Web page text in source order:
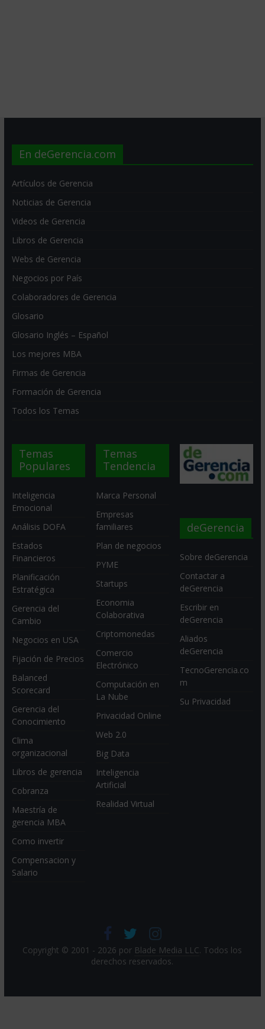
En deGerencia.com
Artículos de Gerencia
Noticias de Gerencia
Videos de Gerencia
Libros de Gerencia
Webs de Gerencia
Negocios por País
Colaboradores de Gerencia
Glosario
Glosario Inglés – Español
Los mejores MBA
Firmas de Gerencia
Formación de Gerencia
Todos los Temas
Temas
Populares
Inteligencia
Emocional
Análisis DOFA
Estados
Financieros
Planificación
Estratégica
Gerencia del
Cambio
Negocios en USA
Fijación de Precios
Balanced
Scorecard
Gerencia del
Conocimiento
Clima
organizacional
Libros de gerencia
Cobranza
Maestría de
gerencia MBA
Como invertir
Compensacion y
Salario
Temas
Tendencia
Marca Personal
Empresas
familiares
Plan de negocios
PYME
Startups
Economia
Colaborativa
Criptomonedas
Comercio
Electrónico
Computación en
La Nube
Privacidad Online
Web 2.0
Big Data
Inteligencia
Artificial
Realidad Virtual
deGerencia
Sobre deGerencia
Contactar a
deGerencia
Escribir en
deGerencia
Aliados
deGerencia
TecnoGerencia.co
m
Su Privacidad
Copyright © 2001 - 2026 por Blade Media LLC. Todos los
derechos reservados.